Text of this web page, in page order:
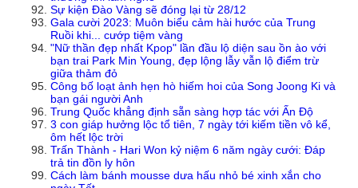
Sự kiện Đào Vàng sẽ đóng lại từ 28/12
Gala cười 2023: Muôn biểu cảm hài hước của Trung
Ruồi khi... cướp tiệm vàng
"Nữ thần đẹp nhất Kpop" lần đầu lộ diện sau ồn ào với
bạn trai Park Min Young, đẹp lộng lẫy vẫn lộ điểm trừ
giữa thảm đỏ
Công bố loạt ảnh hẹn hò hiếm hoi của Song Joong Ki và
bạn gái người Anh
Trung Quốc khẳng định sẵn sàng hợp tác với Ấn Độ
3 con giáp hưởng lộc tổ tiên, 7 ngày tới kiếm tiền vô kể,
ôm hết lộc trời
Trấn Thành - Hari Won kỷ niệm 6 năm ngày cưới: Đáp
trả tin đồn ly hôn
Cách làm bánh mousse dưa hấu nhỏ bé xinh xắn cho